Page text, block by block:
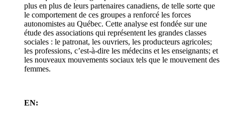
plus en plus de leurs partenaires canadiens, de telle sorte que
le comportement de ces groupes a renforcé les forces
autonomistes au Québec. Cette analyse est fondée sur une
étude des associations qui représentent les grandes classes
sociales : le patronat, les ouvriers, les producteurs agricoles;
les professions, c’est-à-dire les médecins et les enseignants; et
les nouveaux mouvements sociaux tels que le mouvement des
femmes.
EN: